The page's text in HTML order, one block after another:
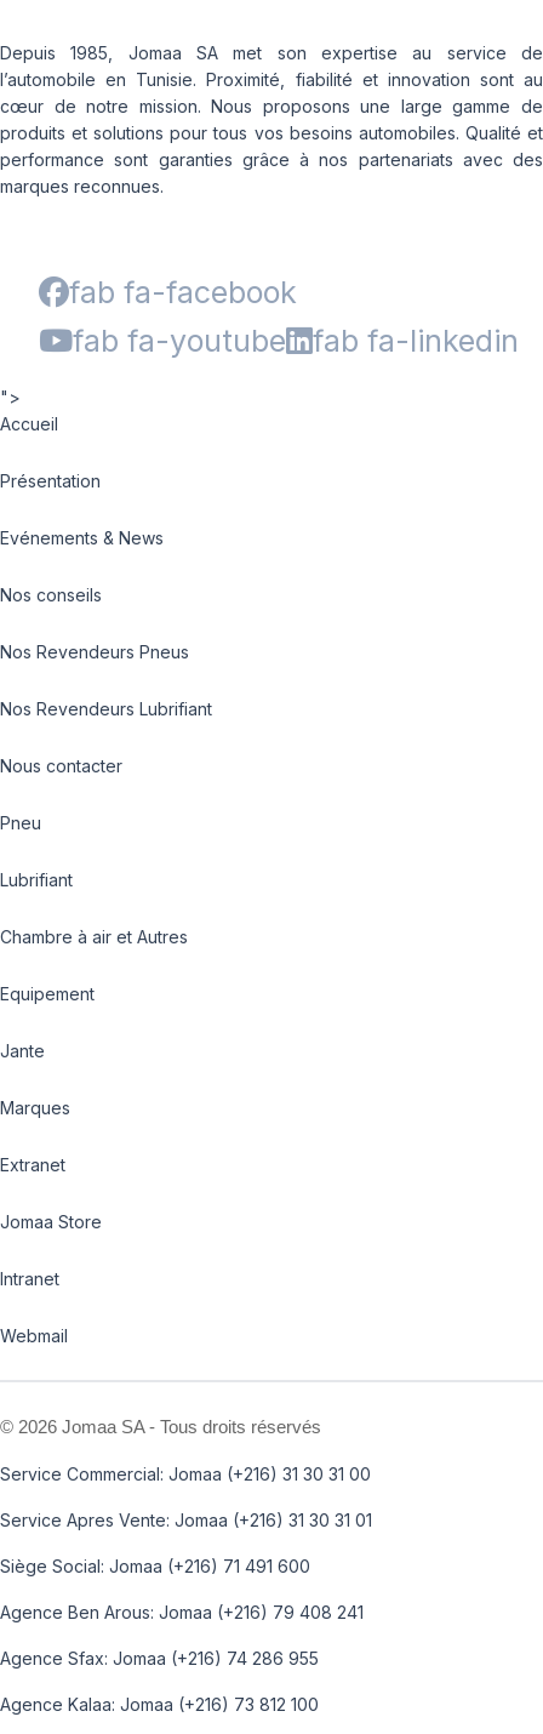
Depuis 1985, Jomaa SA met son expertise au service de
l’automobile en Tunisie. Proximité, fiabilité et innovation sont au
cœur de notre mission. Nous proposons une large gamme de
produits et solutions pour tous vos besoins automobiles. Qualité et
performance sont garanties grâce à nos partenariats avec des
marques reconnues.
fab fa-facebook
fab fa-youtube
fab fa-linkedin
">
Accueil
Présentation
Evénements & News
Nos conseils
Nos Revendeurs Pneus
Nos Revendeurs Lubrifiant
Nous contacter
Pneu
Lubrifiant
Chambre à air et Autres
Equipement
Jante
Marques
Extranet
Jomaa Store
Intranet
Webmail
© 2026 Jomaa SA - Tous droits réservés
Service Commercial: Jomaa (+216) 31 30 31 00
Service Apres Vente: Jomaa (+216) 31 30 31 01
Siège Social: Jomaa (+216) 71 491 600
Agence Ben Arous: Jomaa (+216) 79 408 241
Agence Sfax: Jomaa (+216) 74 286 955
Agence Kalaa: Jomaa (+216) 73 812 100